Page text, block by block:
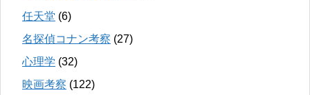
任天堂 (6)
名探偵コナン考察 (27)
心理学 (32)
映画考察 (122)